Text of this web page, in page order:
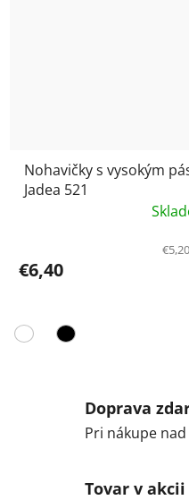
Nohavičky s vysokým
Jadea 521
€6,40
Doprava
Pri nákupe nad
Tovar v akcii